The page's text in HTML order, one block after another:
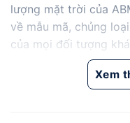
lượng mặt trời của
về mẫu mã, chủng
của mọi đối tượng
Tác dụng của đèn
Xem